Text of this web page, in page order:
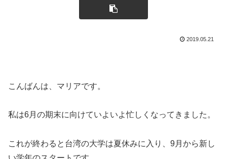
2019.05.21
こんばんは、マリアです。
私は6月の期末に向けていよいよ忙しくなってきました。
これが終わると台湾の大学は夏休みに入り、9月から新し